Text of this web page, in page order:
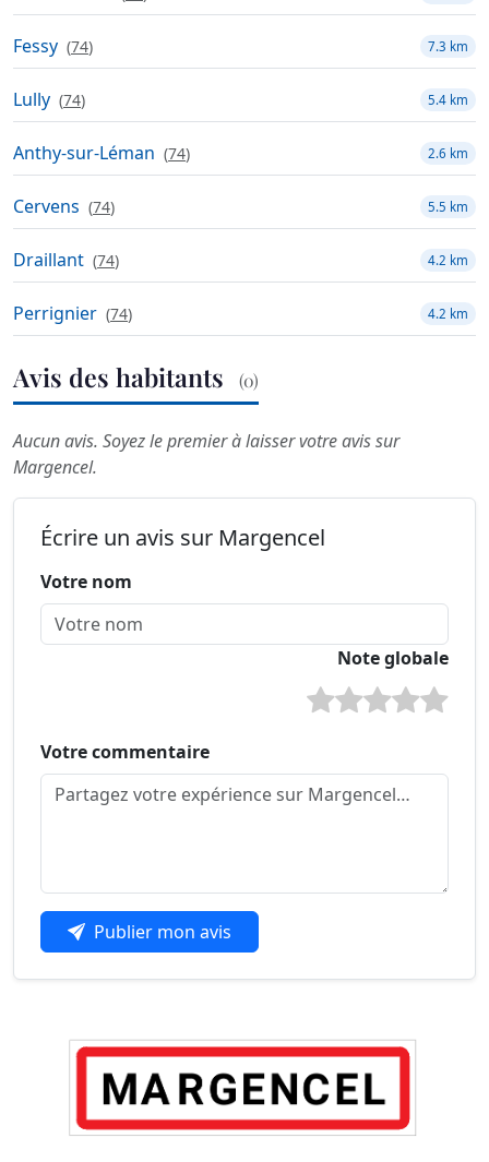
Fessy (74) 7.3 km
Lully (74) 5.4 km
Anthy-sur-Léman (74) 2.6 km
Cervens (74) 5.5 km
Draillant (74) 4.2 km
Perrignier (74) 4.2 km
Avis des habitants (0)
Aucun avis. Soyez le premier à laisser votre avis sur
Margencel.
Écrire un avis sur Margencel
Votre nom
Note globale
Votre commentaire
Publier mon avis